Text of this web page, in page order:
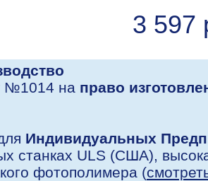
3 597
№1014 на право
Индивидуальных
станках ULS (США),
фотополимера (